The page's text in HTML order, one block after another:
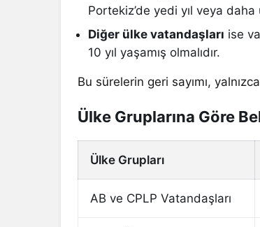
Portekiz’de yedi yıl veya
Diğer ülke vatandaşları ise
10 yıl yaşamış olmalıdır.
Bu sürelerin geri sayımı,
Ülke Gruplarına Göre
Ülke Grupları
AB ve CPLP Vatandaşları